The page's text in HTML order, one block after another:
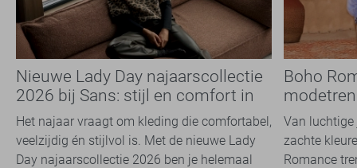
Nieuwe Lady Day najaarscollectie
2026 bij Sans: stijl en comfort in
travelkwaliteit
Het najaar vraagt om kleding die comfortabel,
veelzijdig én stijlvol is. Met de nieuwe Lady
Day najaarscollectie 2026 ben je helemaal
Boho
overal
Van luchtige
zachte
Romance